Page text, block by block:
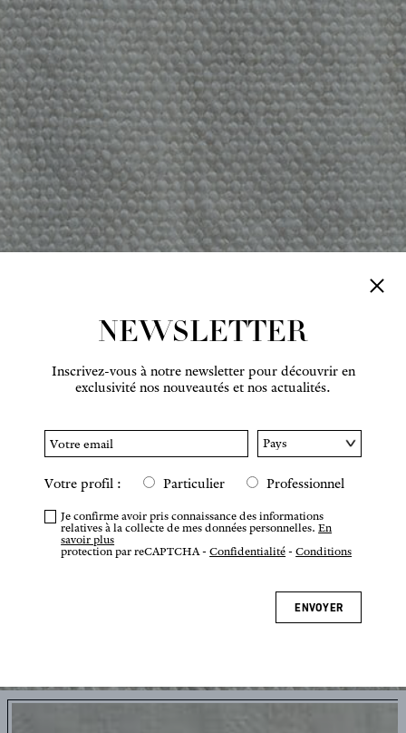
NEWSLETTER
Inscrivez-vous à notre newsletter pour découvrir en
exclusivité nos nouveautés et nos actualités.
Votre profil : Particulier Professionnel
Je confirme avoir pris connaissance des informations
relatives à la collecte de mes données personnelles.En
savoir plus
protection par reCAPTCHA -Confidentialité -Conditions
ENVOYER